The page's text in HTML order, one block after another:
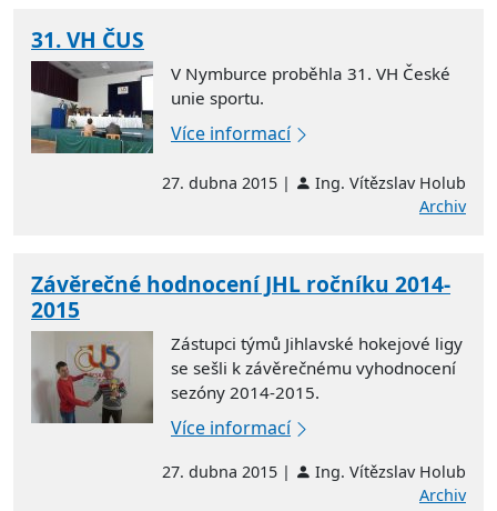
31. VH ČUS
V Nymburce proběhla 31. VH České
unie sportu.
Více informací
27. dubna 2015 |
Ing. Vítězslav Holub
Archiv
Závěrečné hodnocení JHL ročníku 2014-
2015
Zástupci týmů Jihlavské hokejové ligy
se sešli k závěrečnému vyhodnocení
sezóny 2014-2015.
Více informací
27. dubna 2015 |
Ing. Vítězslav Holub
Archiv